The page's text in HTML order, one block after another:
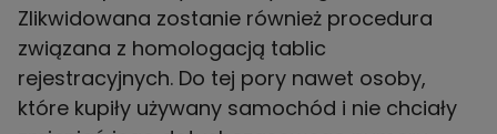
Zlikwidowana zostanie również procedura
związana z homologacją tablic
rejestracyjnych. Do tej pory nawet osoby,
które kupiły używany samochód i nie chciały